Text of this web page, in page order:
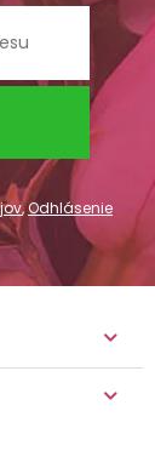
,Odhlásenie